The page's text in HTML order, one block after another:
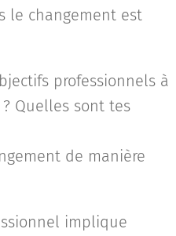
le changement est
professionnels à
Quelles sont tes
de manière
implique